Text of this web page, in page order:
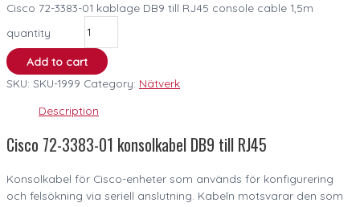
Cisco 72-3383-01 kablage DB9 till RJ45 console cable 1,5m
quantity
Add to cart
SKU: SKU-1999 Category: Nätverk
Description
Cisco 72-3383-01 konsolkabel DB9 till RJ45
Konsolkabel för Cisco-enheter som används för konfigurering
och felsökning via seriell anslutning. Kabeln motsvarar den som